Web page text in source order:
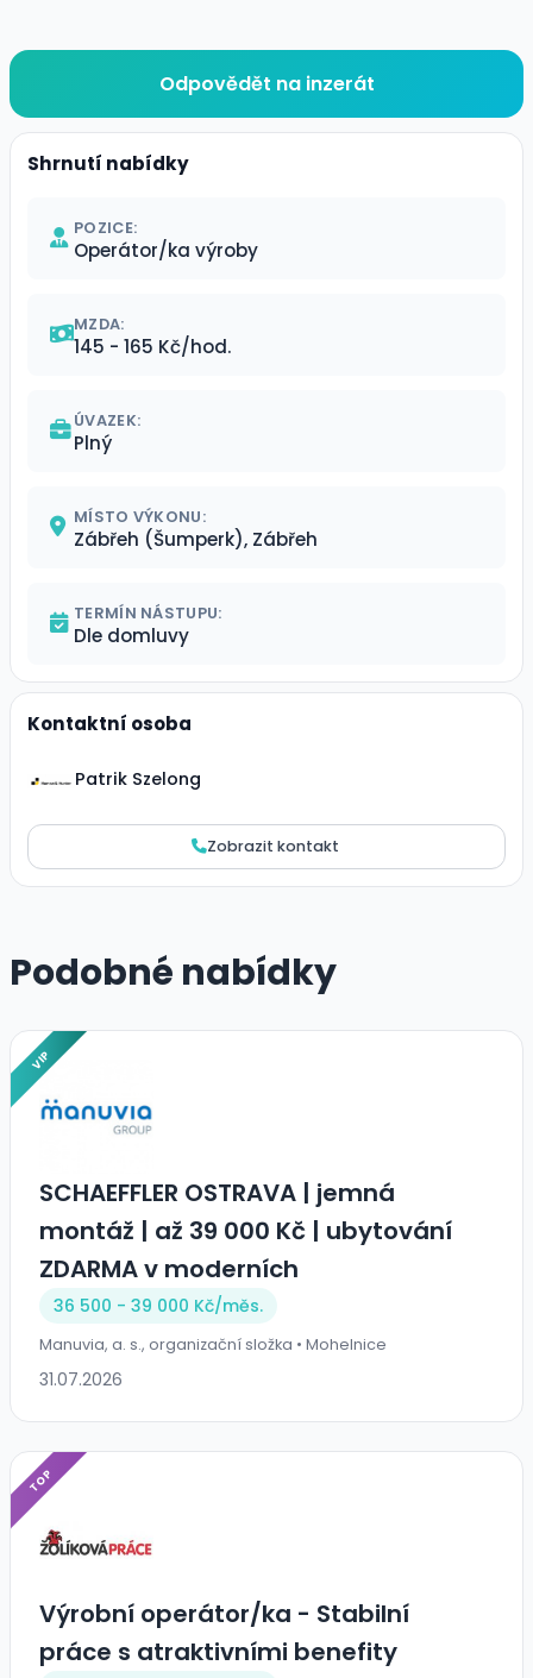
Odpovědět na inzerát
Shrnutí nabídky
POZICE:
Operátor/ka výroby
MZDA:
145 - 165 Kč/hod.
ÚVAZEK:
Plný
MÍSTO VÝKONU:
Zábřeh (Šumperk), Zábřeh
TERMÍN NÁSTUPU:
Dle domluvy
Kontaktní osoba
Patrik Szelong
Zobrazit kontakt
Podobné nabídky
VIP
SCHAEFFLER OSTRAVA | jemná
montáž | až 39 000 Kč | ubytování
ZDARMA v moderních
36 500 - 39 000 Kč/měs.
Manuvia, a. s., organizační složka • Mohelnice
31.07.2026
TOP
Výrobní operátor/ka - Stabilní
práce s atraktivními benefity